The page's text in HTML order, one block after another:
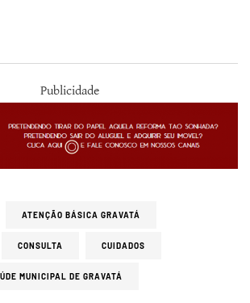
Publicidade
ATENÇÃO BÁSICA GRAVATÁ
CONSULTA CUIDADOS
MUNICIPAL DE GRAVATÁ